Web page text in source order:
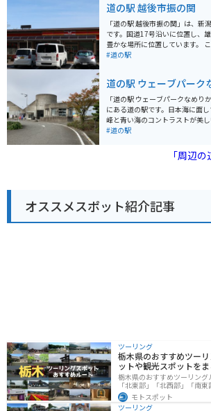
介類を使った料理が楽しめるレス
ま」も人気です。バイクで訪れ
駐車場が完備されているので安
眺めながら、地元の美味しいも
がでしょうか。 黒部市は、黒部峡谷や宇奈月温泉など、
みてください。
道の駅 越後市振の関
「道の駅 越後市振の関」は、新
です。国道17号沿いに位置し、
豊かな場所に位置しています。 この道の駅は、地元の農
産物直売所が人気です。新鮮な野
ららの森」では、地元の食材をふ
ングを楽しむことができます。 バイクで訪れる場合、道
の駅には広々とした駐車場が完
す。ツーリングの休憩場所としても最
は、キャンプ場や温泉施設なども
#道の駅
道の駅 ウェーブパーク
「道の駅 ウェーブパークなめり
にある道の駅です。日本海に面
峰と青い海のコントラストが美
新鮮な魚介類を販売する「海鮮市
能できます。また、併設の「ほ
では、滑川市の特産品であるホ
良くツーリングにおすすめのルー
を挟みながら、海風を感じながら
すめです。 周辺には、遊覧船で富山湾の景観や魚を観察
#道の駅
「周辺
オススメスポット紹介記事
ツーリング
栃木県のおすすめツー
ットや観光スポットを
栃木県のおすすめツーリング
「北東部」「北西部」「南
ト紹介します。日本を代表
などを歴史や自然を満喫す
モトスポット
ツーリング